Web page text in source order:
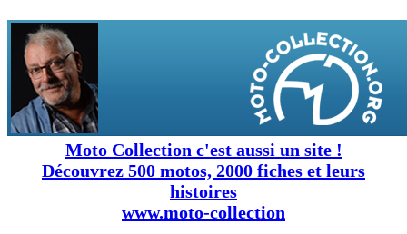
Moto Collection c'est aussi un site !
Découvrez 500 motos, 2000 fiches et leurs
histoires
www.moto-collection